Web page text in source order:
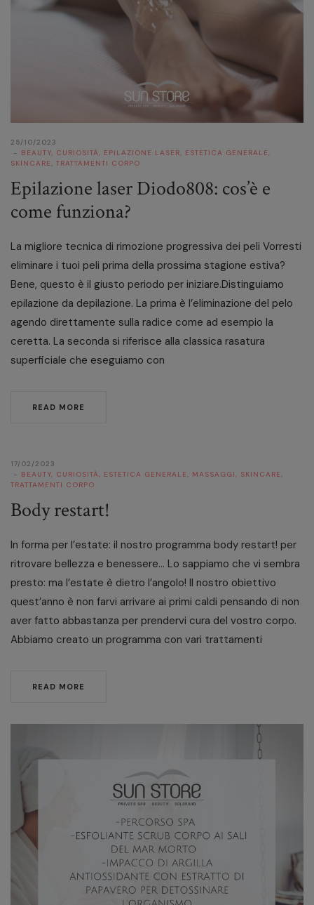
25/10/2023
BEAUTY, CURIOSITÀ, EPILAZIONE LASER, ESTETICA GENERALE,
SKINCARE, TRATTAMENTI CORPO
Epilazione laser Diodo808: cos’è e
come funziona?
La migliore tecnica di rimozione progressiva dei peli Vorresti
eliminare i tuoi peli prima della prossima stagione estiva?
Bene, questo è il giusto periodo per iniziare.Distinguiamo
epilazione da depilazione. La prima è l’eliminazione del pelo
agendo direttamente sulla radice come ad esempio la
ceretta. La seconda si riferisce alla classica rasatura
superficiale che eseguiamo con
READ MORE
17/02/2023
BEAUTY, CURIOSITÀ, ESTETICA GENERALE, MASSAGGI, SKINCARE,
TRATTAMENTI CORPO
Body restart!
In forma per l’estate: il nostro programma body restart! per
ritrovare bellezza e benessere… Lo sappiamo che vi sembra
presto: ma l’estate è dietro l’angolo! Il nostro obiettivo
quest’anno è non farvi arrivare ai primi caldi pensando di non
aver fatto abbastanza per prendervi cura del vostro corpo.
Abbiamo creato un programma con vari trattamenti
READ MORE